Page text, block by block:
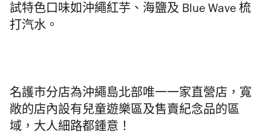
試特色口味如沖繩紅芋、海鹽及 Blue Wave 梳
打汽水。
名護市分店為沖繩島北部唯一一家直營店，寬
敞的店內設有兒童遊樂區及售賣紀念品的區
域，大人細路都鍾意！